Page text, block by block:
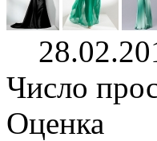
Число
Оценка